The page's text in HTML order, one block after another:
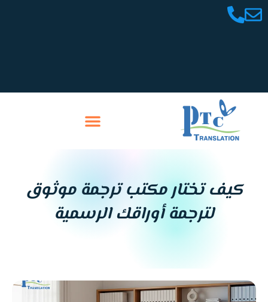
تخطي
كيف تختار مكتب ترجمة موثوق
لترجمة أوراقك الرسمية